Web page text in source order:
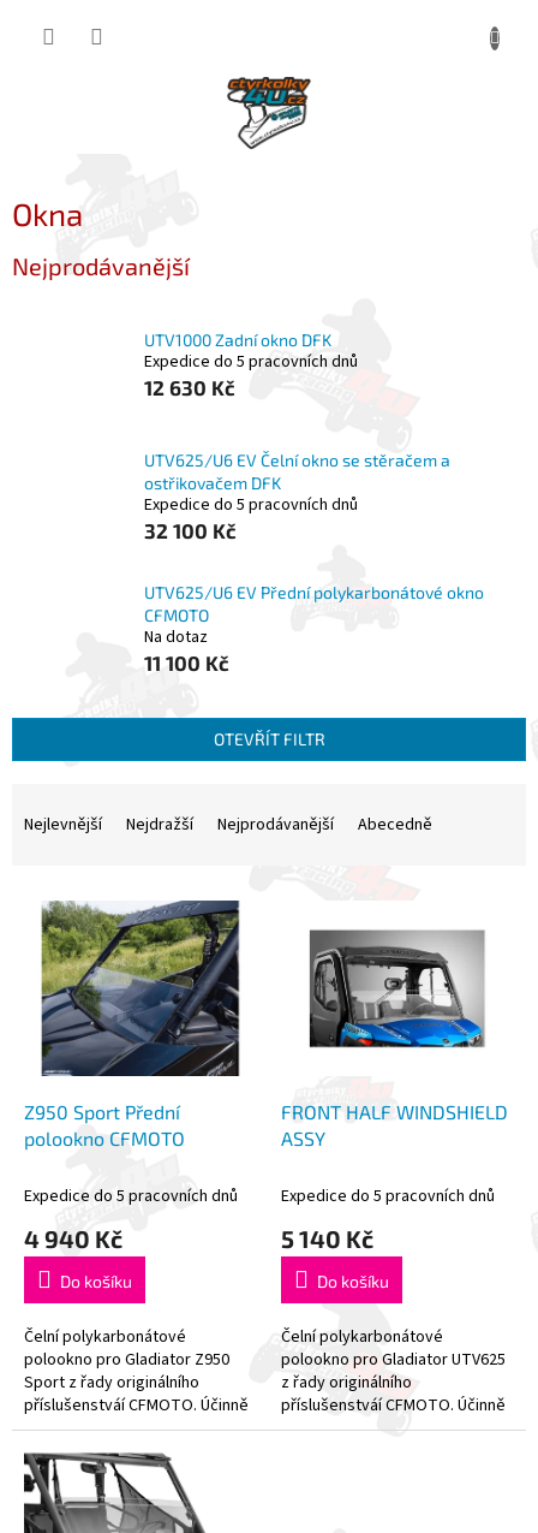
Okna
Nejprodávanější
UTV1000 Zadní okno DFK
Expedice do 5 pracovních dnů
12 630 Kč
UTV625/U6 EV Čelní okno se stěračem a
ostřikovačem DFK
Expedice do 5 pracovních dnů
32 100 Kč
UTV625/U6 EV Přední polykarbonátové okno
CFMOTO
Na dotaz
11 100 Kč
OTEVŘÍT FILTR
Nejlevnější Nejdražší Nejprodávanější Abecedně
Z950 Sport Přední
polookno CFMOTO
Expedice do 5 pracovních dnů
4 940 Kč
Do košíku
Čelní polykarbonátové
polookno pro Gladiator Z950
Sport z řady originálního
příslušenstváí CFMOTO. Účinně
chrání posádku a nenarušuje
sportovní design stroje. -
Vyrobeno z...
FRONT HALF WINDSHIELD
ASSY
Expedice do 5 pracovních dnů
5 140 Kč
Do košíku
Čelní polykarbonátové
polookno pro Gladiator UTV625
z řady originálního
příslušenstváí CFMOTO. Účinně
chrání posádku při práci i